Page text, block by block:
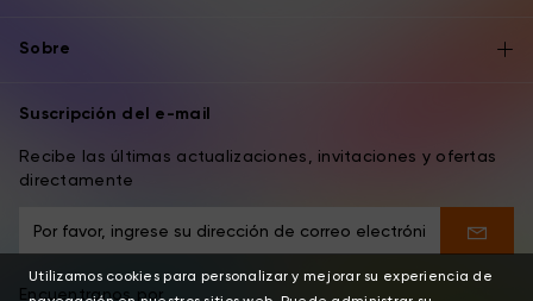
Sobre
Suscripción del e-mail
Recibe las últimas actualizaciones, invitaciones y ofertas
directamente
Encuentranos por
Utilizamos cookies para personalizar y mejorar su experiencia de